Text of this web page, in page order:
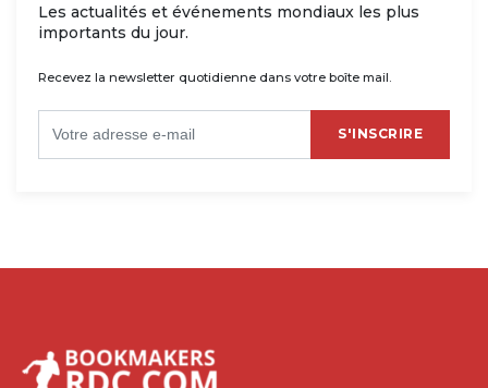
Les actualités et événements mondiaux les plus
importants du jour.
Recevez la newsletter quotidienne dans votre boîte mail.
S'INSCRIRE